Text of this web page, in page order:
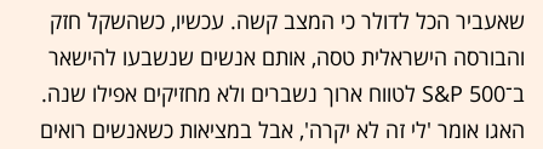
שאעביר הכל לדולר כי המצב קשה. עכשיו, כשהשקל חזק
והבורסה הישראלית טסה, אותם אנשים שנשבעו להישאר
ב־S&P 500 לטווח ארוך נשברים ולא מחזיקים אפילו שנה.
האגו אומר 'לי זה לא יקרה', אבל במציאות כשאנשים רואים